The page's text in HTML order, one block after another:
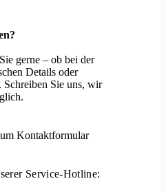
gerne – ob bei der
Details oder
Sie uns, wir
Kontaktformular
Service-Hotline: